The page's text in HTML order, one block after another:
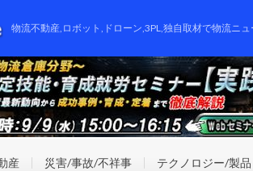
物流不動産,ロボット,ドローン,3PL,独自取材で物流ニ
産 災害/事故/不祥事 テクノロジー/製品